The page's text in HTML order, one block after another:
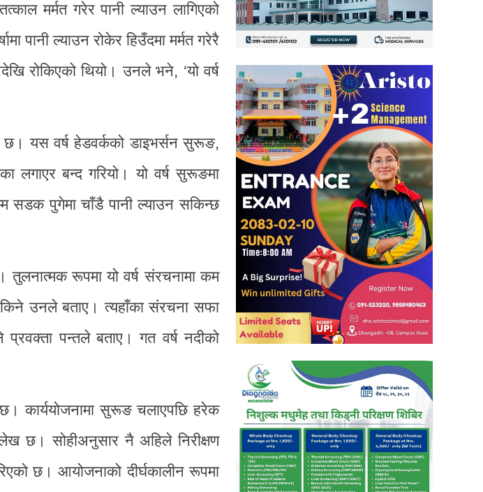
मर्मत गरेर पानी ल्याउन लागिएको
पानी ल्याउन रोकेर हिउँदमा मर्मत गरेरै
रोकिएको थियो। उनले भने, ‘यो वर्ष
छ। यस वर्ष हेडवर्कको डाइभर्सन सुरूङ,
लगाएर बन्द गरियो। यो वर्ष सुरूङमा
पुगेमा चाँडै पानी ल्याउन सकिन्छ
तुलनात्मक रूपमा यो वर्ष संरचनामा कम
उनले बताए। त्यहाँका संरचना सफा
पन्तले बताए। गत वर्ष नदीको
कार्ययोजनामा सुरूङ चलाएपछि हरेक
छ। सोहीअनुसार नै अहिले निरीक्षण
छ। आयोजनाको दीर्घकालीन रूपमा